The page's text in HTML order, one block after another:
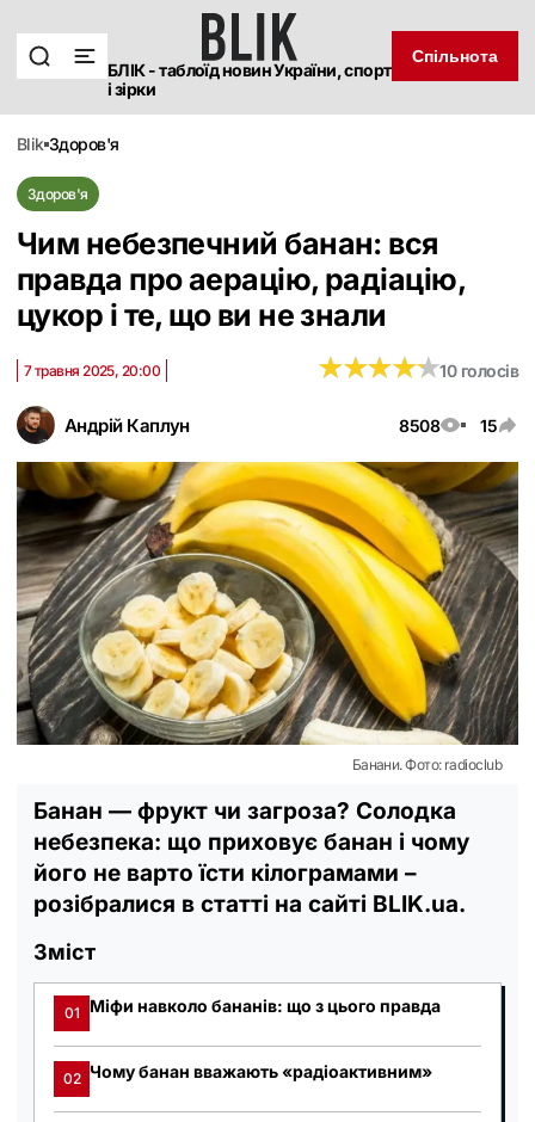
БЛІК - таблоїд новин України, спорт
і зірки
Спільнота
blik здоров'я
Здоров'я
Чим небезпечний банан: вся
правда про аерацію, радіацію,
цукор і те, що ви не знали
Андрій Каплун 8508 15
7 травня 2025, 20:00 ★★★★★
★★★★★10 голосів
Банани. Фото: radioclub
Банан — фрукт чи загроза? Солодка
небезпека: що приховує банан і чому
його не варто їсти кілограмами –
розібралися в статті на сайті BLIK.ua.
Зміст
01 Міфи навколо бананів: що з цього правда
02 Чому банан вважають «радіоактивним»